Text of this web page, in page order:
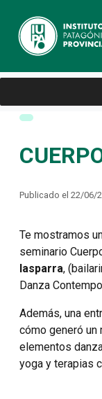
Publicado el 22/06/
Te mostramos
seminario
Iasparra,
Danza
Además, una
cómo generó un
elementos
yoga y terapias